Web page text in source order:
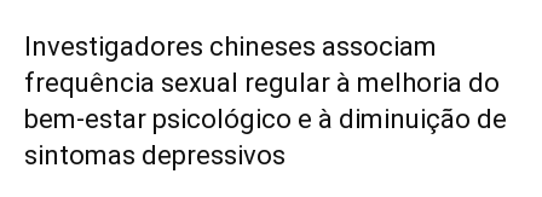
Investigadores chineses associam
frequência sexual regular à melhoria do
bem-estar psicológico e à diminuição de
sintomas depressivos